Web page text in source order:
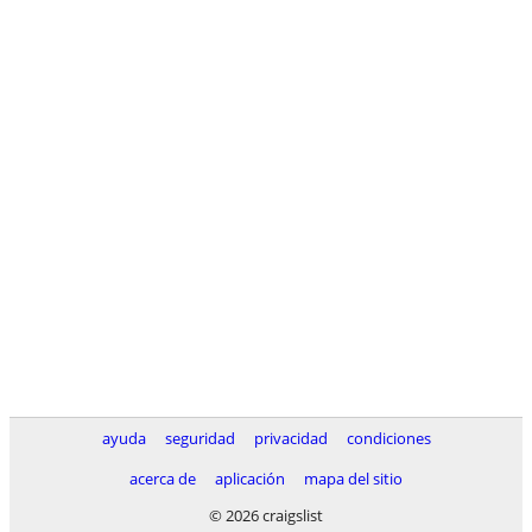
ayuda seguridad privacidad
condiciones
acerca de
aplicación
mapa del sitio
© 2026 craigslist